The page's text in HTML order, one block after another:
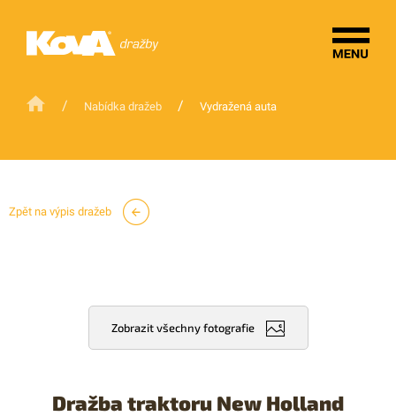
/ Nabídka dražeb / Vydražená auta
Zpět na výpis dražeb
Zobrazit všechny fotografie
Dražba traktoru New Holland